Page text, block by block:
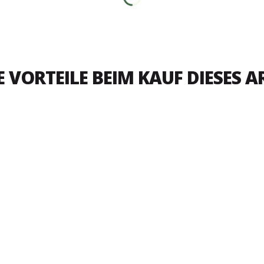
VORTEILE BEIM KAUF DIESES